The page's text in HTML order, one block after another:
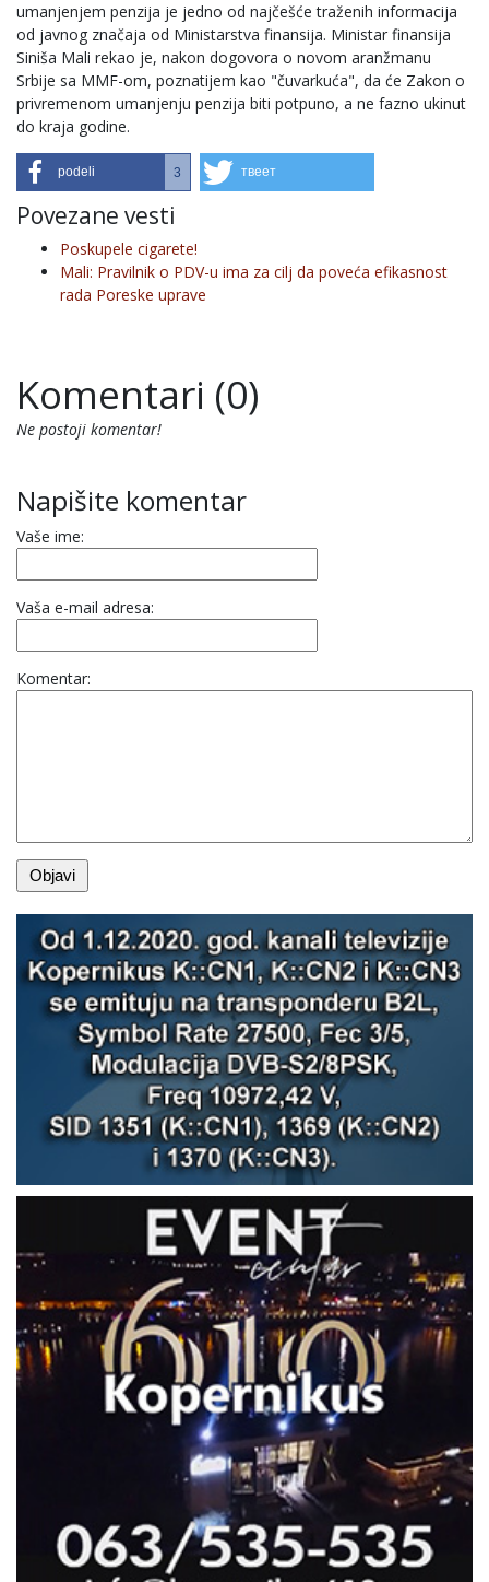
umanjenjem penzija je jedno od najčešće traženih informacija
od javnog značaja od Ministarstva finansija. Ministar finansija
Siniša Mali rekao je, nakon dogovora o novom aranžmanu
Srbije sa MMF-om, poznatijem kao "čuvarkuća", da će Zakon o
privremenom umanjenju penzija biti potpuno, a ne fazno ukinut
do kraja godine.
podeli 3 твеет
Povezane vesti
Poskupele cigarete!
Mali: Pravilnik o PDV-u ima za cilj da poveća efikasnost
rada Poreske uprave
Komentari (0)
Ne postoji komentar!
Napišite komentar
Vaše ime:
Vaša e-mail adresa:
Komentar: